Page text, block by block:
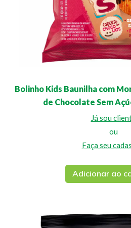
Bolinho Kids Baunilha com
de Chocolate Sem
Já sou
ou
Faça seu
Adicionar ao